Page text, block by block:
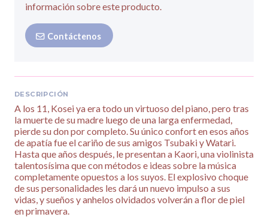
información sobre este producto.
Contáctenos
DESCRIPCIÓN
A los 11, Kosei ya era todo un virtuoso del piano, pero tras
la muerte de su madre luego de una larga enfermedad,
pierde su don por completo. Su único confort en esos años
de apatía fue el cariño de sus amigos Tsubaki y Watari.
Hasta que años después, le presentan a Kaori, una violinista
talentosísima que con métodos e ideas sobre la música
completamente opuestos a los suyos. El explosivo choque
de sus personalidades les dará un nuevo impulso a sus
vidas, y sueños y anhelos olvidados volverán a flor de piel
en primavera.